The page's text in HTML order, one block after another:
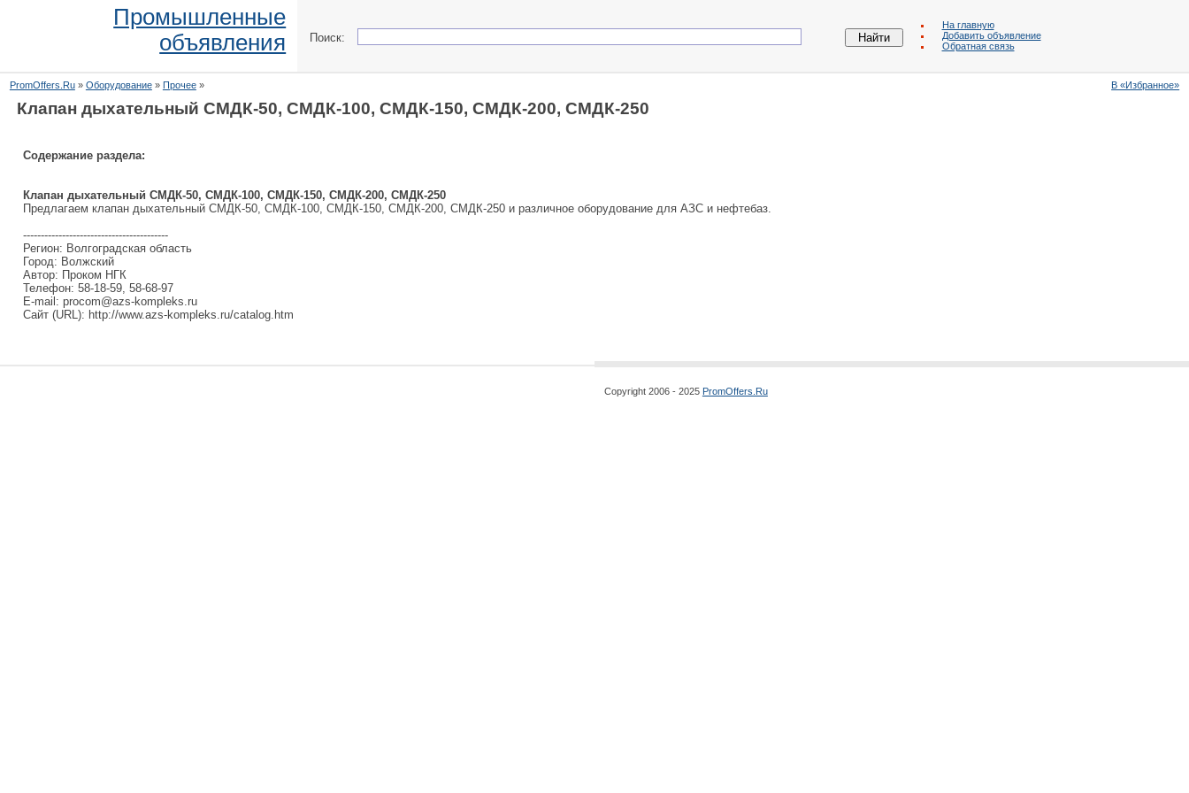
Промышленные
объявления
Поиск:
На главную
Добавить объявление
Обратная связь
PromOffers.Ru» Оборудование» Прочее» В «Избранное»
Клапан дыхательный СМДК-50, СМДК-100, СМДК-150, СМДК-200, СМДК-250
Содержание раздела:
Клапан дыхательный СМДК-50, СМДК-100, СМДК-150, СМДК-200, СМДК-250
Предлагаем клапан дыхательный СМДК-50, СМДК-100, СМДК-150, СМДК-200, СМДК-250 и различное оборудование для АЗС и нефтебаз.
-----------------------------------------
Регион: Волгоградская область
Город: Волжский
Автор: Проком НГК
Телефон: 58-18-59, 58-68-97
E-mail: procom@azs-kompleks.ru
Сайт (URL): http://www.azs-kompleks.ru/catalog.htm
Copyright 2006 - 2025 PromOffers.Ru